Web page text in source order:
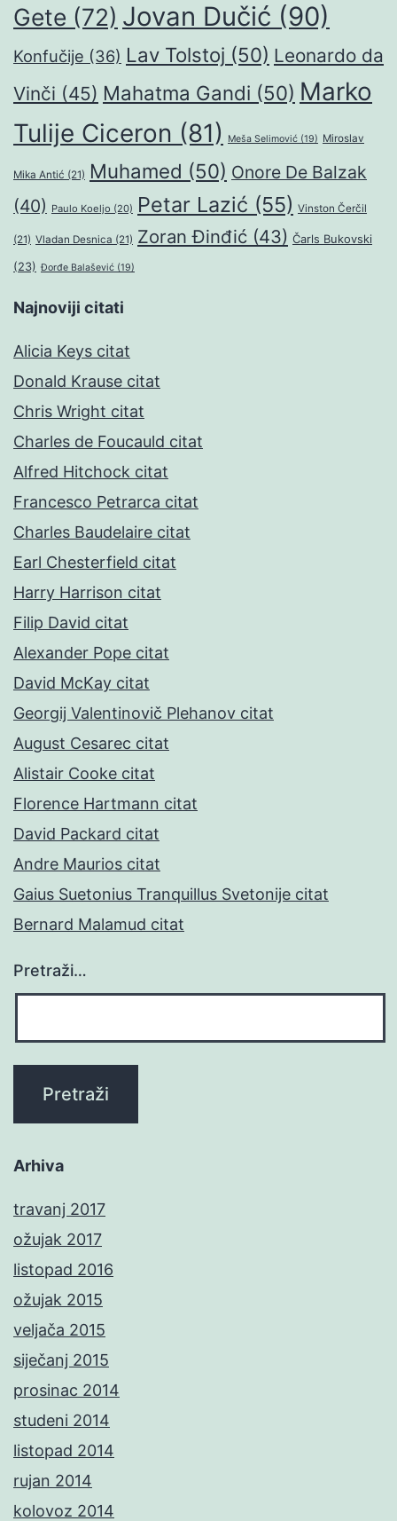
Gete (72) Jovan Dučić (90)
Konfučije (36) Lav Tolstoj (50) Leonardo da
Vinči (45) Mahatma Gandi (50) Marko
Tulije Ciceron (81) Meša Selimović (19) Miroslav
Mika Antić (21) Muhamed (50) Onore De Balzak
(40) Paulo Koeljo (20) Petar Lazić (55) Vinston Čerčil
(21) Vladan Desnica (21) Zoran Đinđić (43) Čarls Bukovski
(23) Đorđe Balašević (19)
Najnoviji citati
Alicia Keys citat
Donald Krause citat
Chris Wright citat
Charles de Foucauld citat
Alfred Hitchock citat
Francesco Petrarca citat
Charles Baudelaire citat
Earl Chesterfield citat
Harry Harrison citat
Filip David citat
Alexander Pope citat
David McKay citat
Georgij Valentinovič Plehanov citat
August Cesarec citat
Alistair Cooke citat
Florence Hartmann citat
David Packard citat
Andre Maurios citat
Gaius Suetonius Tranquillus Svetonije citat
Bernard Malamud citat
Pretraži…
Arhiva
travanj 2017
ožujak 2017
listopad 2016
ožujak 2015
veljača 2015
siječanj 2015
prosinac 2014
studeni 2014
listopad 2014
rujan 2014
kolovoz 2014